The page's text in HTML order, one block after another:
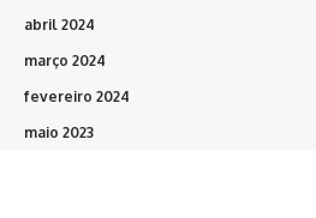
abril 2024
março 2024
fevereiro 2024
maio 2023